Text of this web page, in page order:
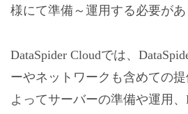
様にて準備～運用する必要があ
DataSpider Cloudでは、
ーやネットワークも含めての提
よってサーバーの準備や運用、